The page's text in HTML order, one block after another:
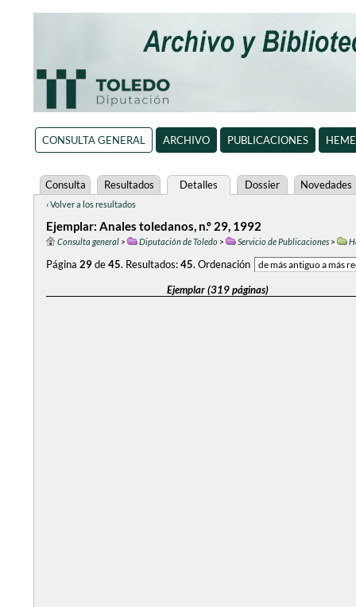
CONSULTA GENERAL ARCHIVO PUBLICACIONES
Consulta Resultados Detalles Dossier Novedades
‹ Volver a los resultados
Ejemplar: Anales toledanos, n.º 29, 1992
Consulta general> Diputación de Toledo> Servicio de Publicaciones>
Página 29de45. Resultados:45. Ordenación
Ejemplar (319 páginas)